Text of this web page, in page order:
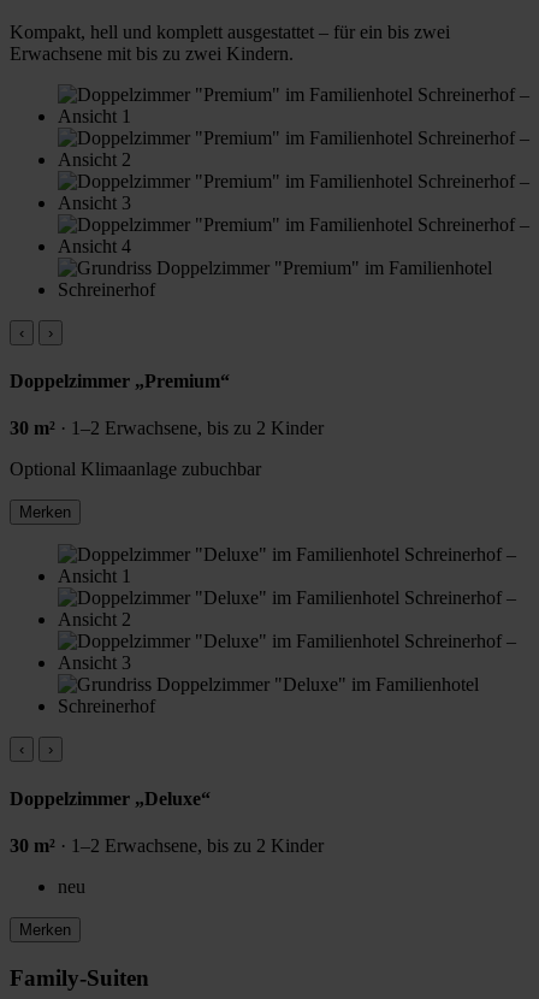
Kompakt, hell und komplett ausgestattet – für ein bis zwei
Erwachsene mit bis zu zwei Kindern.
‹ ›
Doppelzimmer „Premium“
30 m² · 1–2 Erwachsene, bis zu 2 Kinder
Optional Klimaanlage zubuchbar
Merken
‹ ›
Doppelzimmer „Deluxe“
30 m² · 1–2 Erwachsene, bis zu 2 Kinder
neu
Merken
Family-Suiten